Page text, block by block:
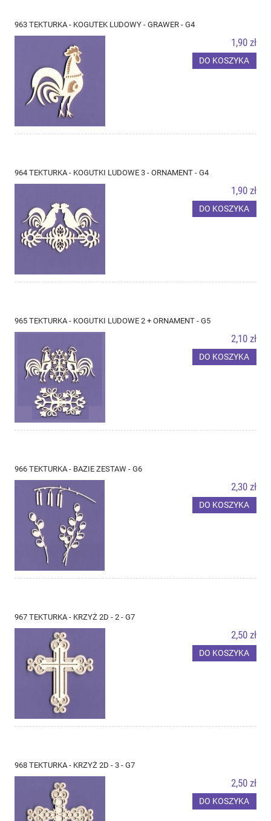
963 TEKTURKA - KOGUTEK LUDOWY - GRAWER - G4
1,90 zł
DO KOSZYKA
964 TEKTURKA - KOGUTKI LUDOWE 3 - ORNAMENT - G4
1,90 zł
DO KOSZYKA
965 TEKTURKA - KOGUTKI LUDOWE 2 + ORNAMENT - G5
2,10 zł
DO KOSZYKA
966 TEKTURKA - BAZIE ZESTAW - G6
2,30 zł
DO KOSZYKA
967 TEKTURKA - KRZYŻ 2D - 2 - G7
2,50 zł
DO KOSZYKA
968 TEKTURKA - KRZYŻ 2D - 3 - G7
2,50 zł
DO KOSZYKA